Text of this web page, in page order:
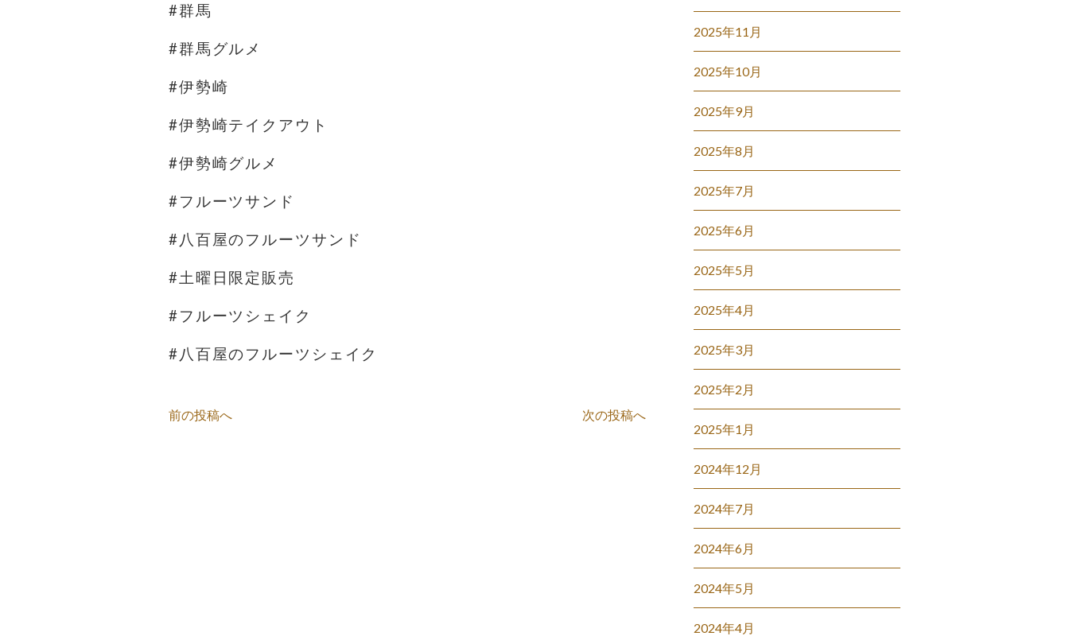
#群馬
#群馬グルメ
#伊勢崎
#伊勢崎テイクアウト
#伊勢崎グルメ
#フルーツサンド
#八百屋のフルーツサンド
#土曜日限定販売
#フルーツシェイク
#八百屋のフルーツシェイク
前の投稿へ 次の投稿へ
2025年11月
2025年10月
2025年9月
2025年8月
2025年7月
2025年6月
2025年5月
2025年4月
2025年3月
2025年2月
2025年1月
2024年12月
2024年7月
2024年6月
2024年5月
2024年4月